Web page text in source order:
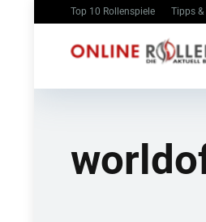
Top 10 Rollenspiele Tipps &